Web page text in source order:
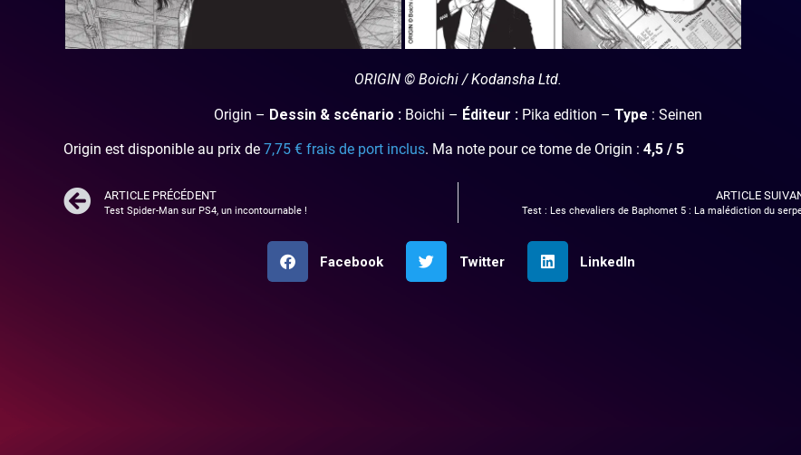
ORIGIN © Boichi / Kodansha Ltd.
Origin – Dessin & scénario : Boichi – Éditeur : Pika edition – Type : Seinen
Origin est disponible au prix de 7,75 € frais de port inclus. Ma note pour ce tome de Origin : 4,5 / 5
ARTICLE PRÉCÉDENT
Test Spider-Man sur PS4, un incontournable !
ARTICLE
Test : Les chevaliers de Baphomet 5 : La malédiction du
Facebook Twitter LinkedIn